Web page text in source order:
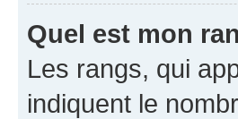
Quel est mon
Les rangs, qui
indiquent le